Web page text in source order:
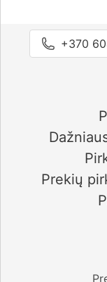
+370
Prekių